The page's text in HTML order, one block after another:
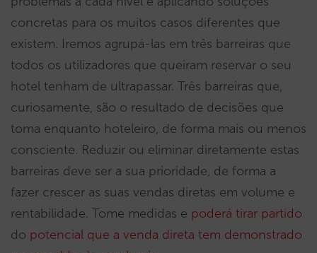
concretas para os muitos casos diferentes que
existem. Iremos agrupá-las em três barreiras que
todos os utilizadores que queiram reservar o seu
hotel tenham de ultrapassar. Três barreiras que,
curiosamente, são o resultado de decisões que
toma enquanto hoteleiro, de forma mais ou menos
consciente. Reduzir ou eliminar diretamente estas
barreiras deve ser a sua prioridade, de forma a
fazer crescer as suas vendas diretas em volume e
rentabilidade. Tome medidas e poderá tirar partido
do potencial que a venda direta tem demonstrado